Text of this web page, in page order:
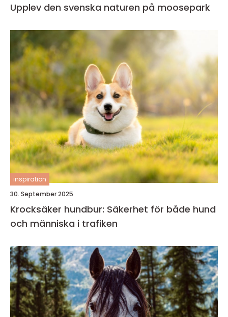
Upplev den svenska naturen på moosepark
inspiration
30. September 2025
Krocksäker hundbur: Säkerhet för både hund
och människa i trafiken